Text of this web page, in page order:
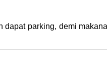
parking, demi